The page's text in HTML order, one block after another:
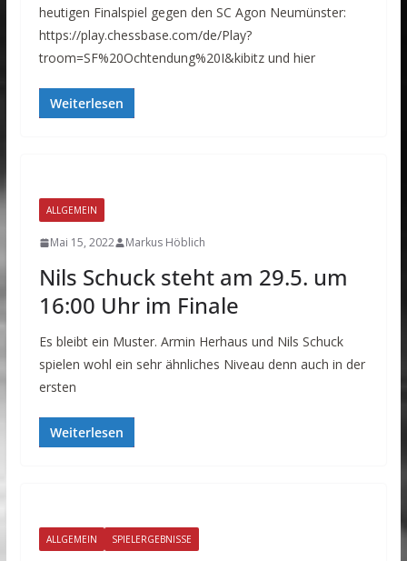
heutigen Finalspiel gegen den SC Agon Neumünster:
https://play.chessbase.com/de/Play?
troom=SF%20Ochtendung%20I&kibitz und hier
Weiterlesen
ALLGEMEIN
Mai 15, 2022 Markus Höblich
Nils Schuck steht am 29.5. um
16:00 Uhr im Finale
Es bleibt ein Muster. Armin Herhaus und Nils Schuck
spielen wohl ein sehr ähnliches Niveau denn auch in der
ersten
Weiterlesen
ALLGEMEIN SPIELERGEBNISSE